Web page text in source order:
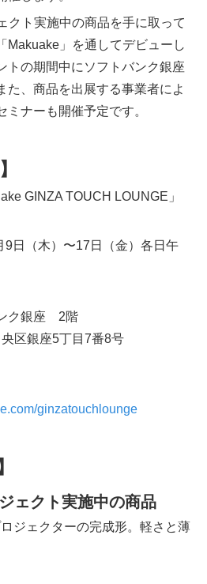
クト実施中の商品を手に取って
Makuake」を通してデビューし
トの期間中にソフトバンク銀座
た、商品を出展する事業者によ
ナーも開催予定です。
GINZA TOUCH LOUNGE」
9日（木）〜17日（金）各日午
ク銀座 2階
区銀座5丁目7番8号
ginzatouchlounge
ェクト実施中の商品
ジェクターの完成形。軽さと薄